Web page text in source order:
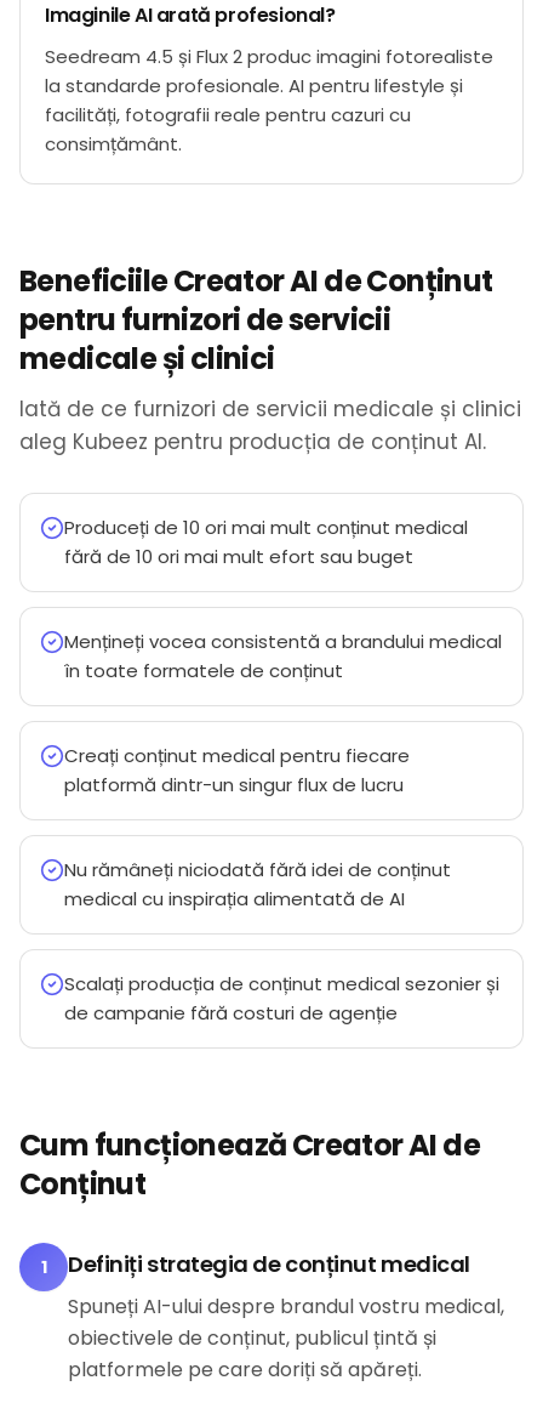
Imaginile AI arată profesional?
Seedream 4.5 și Flux 2 produc imagini fotorealiste
la standarde profesionale. AI pentru lifestyle și
facilități, fotografii reale pentru cazuri cu
consimțământ.
Beneficiile Creator AI de Conținut
pentru furnizori de servicii
medicale și clinici
Iată de ce furnizori de servicii medicale și clinici
aleg Kubeez pentru producția de conținut AI.
Produceți de 10 ori mai mult conținut medical
fără de 10 ori mai mult efort sau buget
Mențineți vocea consistentă a brandului medical
în toate formatele de conținut
Creați conținut medical pentru fiecare
platformă dintr-un singur flux de lucru
Nu rămâneți niciodată fără idei de conținut
medical cu inspirația alimentată de AI
Scalați producția de conținut medical sezonier și
de campanie fără costuri de agenție
Cum funcționează Creator AI de
Conținut
1 Definiți strategia de conținut medical
Spuneți AI-ului despre brandul vostru medical,
obiectivele de conținut, publicul țintă și
platformele pe care doriți să apăreți.